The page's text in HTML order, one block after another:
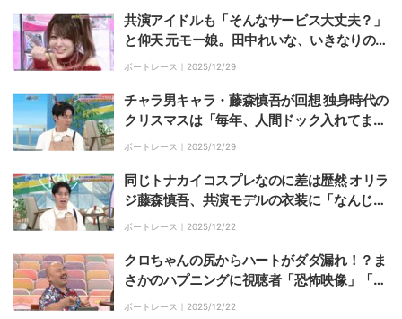
共演アイドルも「そんなサービス大丈夫？」
と仰天 元モー娘。田中れいな、いきなりの大
胆露出にスタジオ騒然
ボートレース｜ 2025/12/29
チャラ男キャラ・藤森慎吾が回想 独身時代の
クリスマスは「毎年、人間ドック入れてまし
た」
ボートレース｜ 2025/12/29
同じトナカイコスプレなのに差は歴然 オリラ
ジ藤森慎吾、共演モデルの衣装に「なんじ
ゃ、これ」
ボートレース｜ 2025/12/22
クロちゃんの尻からハートがダダ漏れ！？ま
さかのハプニングに視聴者「恐怖映像」「手
品の種がｗ」
ボートレース｜ 2025/12/22